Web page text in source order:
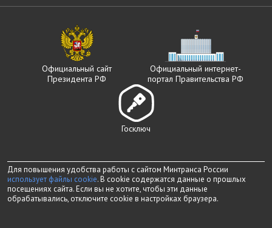
Официальный сайт
Президента РФ
Официальный интернет-
портал Правительства РФ
Госключ
Для повышения удобства работы с сайтом Минтранса России
использует файлы cookie. В cookie содержатся данные о прошлых
посещениях сайта. Если вы не хотите, чтобы эти данные
обрабатывались, отключите cookie в настройках браузера.